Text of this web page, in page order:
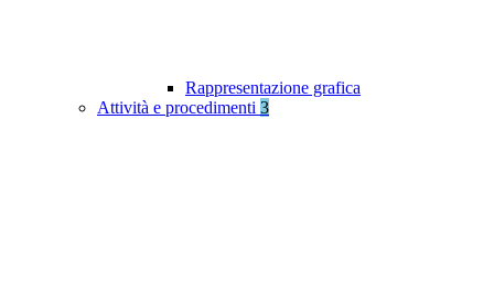
Rappresentazione grafica
Attività e procedimenti 3